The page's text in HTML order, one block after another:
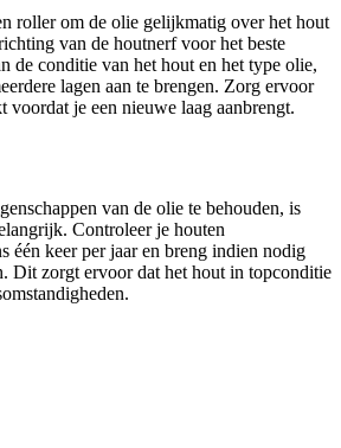
roller om de olie gelijkmatig over het hout
van de houtnerf voor het beste
de conditie van het hout en het type olie,
lagen aan te brengen. Zorg ervoor
voordat je een nieuwe laag aanbrengt.
van de olie te behouden, is
Controleer je houten
één keer per jaar en breng indien nodig
Dit zorgt ervoor dat het hout in topconditie